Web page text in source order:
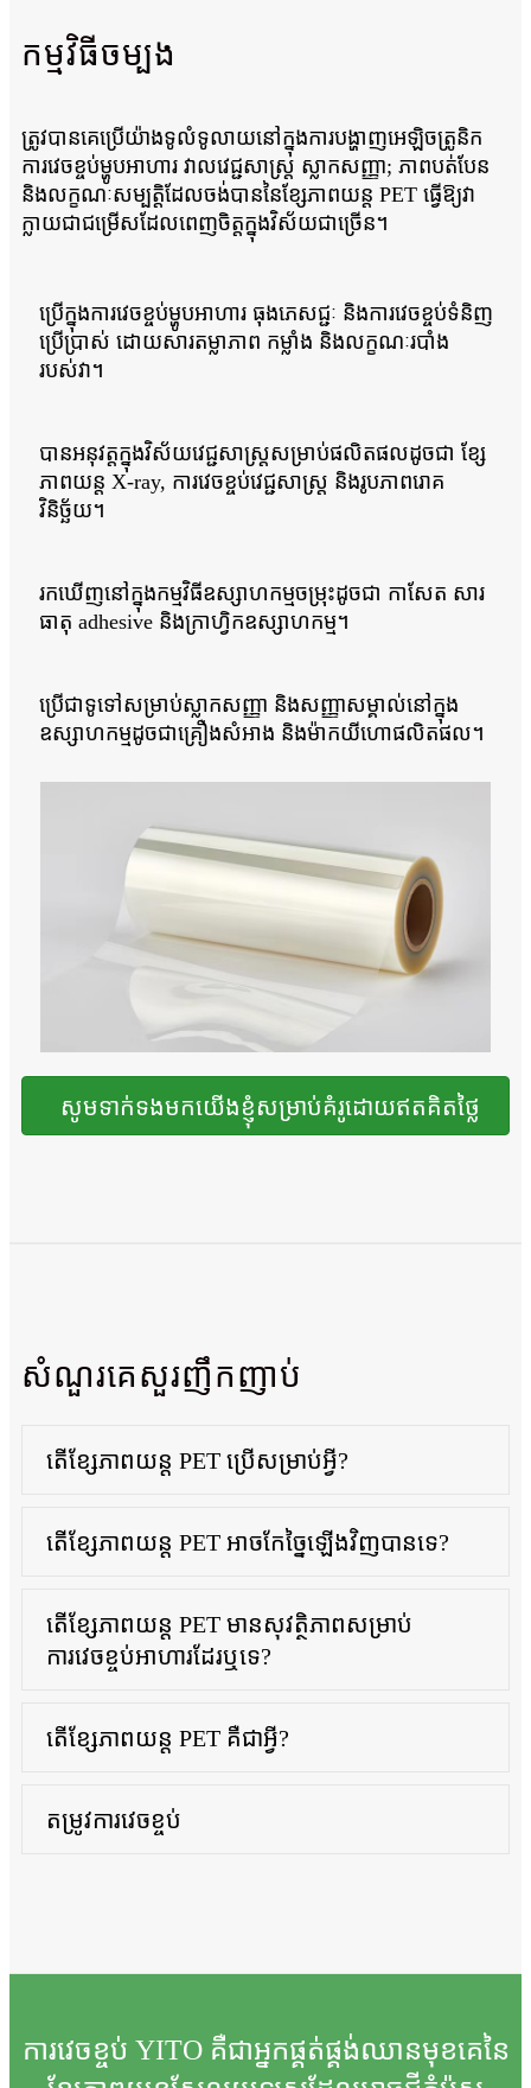
កម្មវិធីចម្បង
ត្រូវបានគេប្រើយ៉ាងទូលំទូលាយនៅក្នុងការបង្ហាញអេឡិចត្រូនិក
ការវេចខ្ចប់ម្ហូបអាហារ វាលវេជ្ជសាស្ត្រ ស្លាកសញ្ញា; ភាពបត់បែន
និងលក្ខណៈសម្បត្តិដែលចង់បាននៃខ្សែភាពយន្ត PET ធ្វើឱ្យវា
ក្លាយជាជម្រើសដែលពេញចិត្តក្នុងវិស័យជាច្រើន។
ប្រើក្នុងការវេចខ្ចប់ម្ហូបអាហារ ធុងភេសជ្ជៈ និងការវេចខ្ចប់ទំនិញ
ប្រើប្រាស់ ដោយសារតម្លាភាព កម្លាំង និងលក្ខណៈរបាំង
របស់វា។
បានអនុវត្តក្នុងវិស័យវេជ្ជសាស្ត្រសម្រាប់ផលិតផលដូចជា ខ្សែ
ភាពយន្ត X-ray, ការវេចខ្ចប់វេជ្ជសាស្រ្ត និងរូបភាពរោគ
វិនិច្ឆ័យ។
រកឃើញនៅក្នុងកម្មវិធីឧស្សាហកម្មចម្រុះដូចជា កាសែត សារ
ធាតុ adhesive និងក្រាហ្វិកឧស្សាហកម្ម។
ប្រើជាទូទៅសម្រាប់ស្លាកសញ្ញា និងសញ្ញាសម្គាល់នៅក្នុង
ឧស្សាហកម្មដូចជាគ្រឿងសំអាង និងម៉ាកយីហោផលិតផល។
សូមទាក់ទងមកយើងខ្ញុំសម្រាប់គំរូដោយឥតគិតថ្លៃ
សំណួរគេសួរញឹកញាប់
តើខ្សែភាពយន្ត PET ប្រើសម្រាប់អ្វី?
តើខ្សែភាពយន្ត PET អាចកែច្នៃឡើងវិញបានទេ?
តើខ្សែភាពយន្ត PET មានសុវត្ថិភាពសម្រាប់
ការវេចខ្ចប់អាហារដែរឬទេ?
តើខ្សែភាពយន្ត PET គឺជាអ្វី?
តម្រូវការវេចខ្ចប់
ការវេចខ្ចប់ YITO គឺជាអ្នកផ្គត់ផ្គង់ឈានមុខគេនៃ